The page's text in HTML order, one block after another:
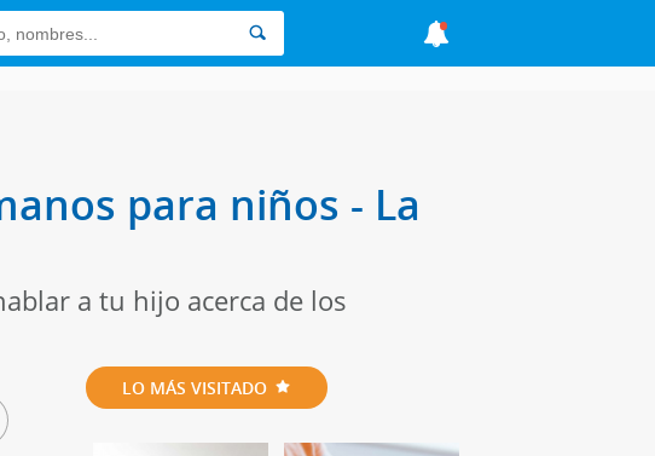
para niños - La
a tu hijo acerca de los
LO MÁS VISITADO